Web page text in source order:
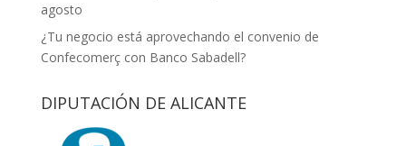
agosto
¿Tu negocio está aprovechando el convenio de
Confecomerç con Banco Sabadell?
DIPUTACIÓN DE ALICANTE